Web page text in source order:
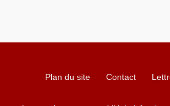
Plan du site Contact